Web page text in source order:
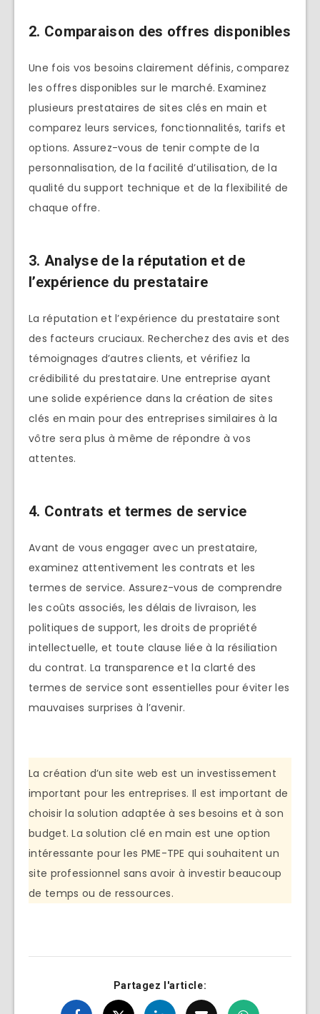
2. Comparaison des offres disponibles
Une fois vos besoins clairement définis, comparez
les offres disponibles sur le marché. Examinez
plusieurs prestataires de sites clés en main et
comparez leurs services, fonctionnalités, tarifs et
options. Assurez-vous de tenir compte de la
personnalisation, de la facilité d’utilisation, de la
qualité du support technique et de la flexibilité de
chaque offre.
3. Analyse de la réputation et de
l’expérience du prestataire
La réputation et l’expérience du prestataire sont
des facteurs cruciaux. Recherchez des avis et des
témoignages d’autres clients, et vérifiez la
crédibilité du prestataire. Une entreprise ayant
une solide expérience dans la création de sites
clés en main pour des entreprises similaires à la
vôtre sera plus à même de répondre à vos
attentes.
4. Contrats et termes de service
Avant de vous engager avec un prestataire,
examinez attentivement les contrats et les
termes de service. Assurez-vous de comprendre
les coûts associés, les délais de livraison, les
politiques de support, les droits de propriété
intellectuelle, et toute clause liée à la résiliation
du contrat. La transparence et la clarté des
termes de service sont essentielles pour éviter les
mauvaises surprises à l’avenir.
La création d’un site web est un investissement
important pour les entreprises. Il est important de
choisir la solution adaptée à ses besoins et à son
budget. La solution clé en main est une option
intéressante pour les PME-TPE qui souhaitent un
site professionnel sans avoir à investir beaucoup
de temps ou de ressources.
Partagez l'article: